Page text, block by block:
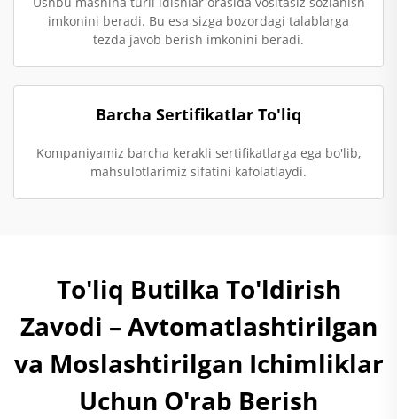
imkonini beradi. Bu esa sizga bozordagi talablarga
tezda javob berish imkonini beradi.
Barcha Sertifikatlar To'liq
Kompaniyamiz barcha kerakli sertifikatlarga ega bo'lib,
mahsulotlarimiz sifatini kafolatlaydi.
To'liq Butilka To'ldirish
Zavodi – Avtomatlashtirilgan
va Moslashtirilgan Ichimliklar
Uchun O'rab Berish